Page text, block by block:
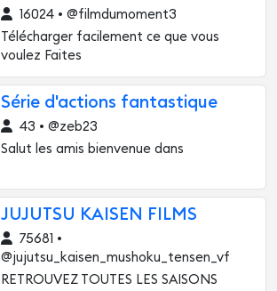
16024 • @filmdumoment3
Télécharger facilement ce que vous
voulez Faites
Série d'actions fantastique
43 • @zeb23
Salut les amis bienvenue dans
JUJUTSU KAISEN FILMS
75681 •
@jujutsu_kaisen_mushoku_tensen_vf
RETROUVEZ TOUTES LES SAISONS